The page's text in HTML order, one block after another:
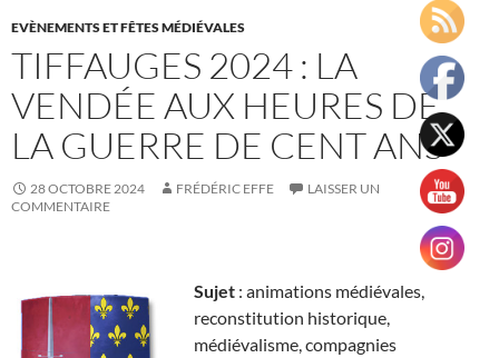
EVÈNEMENTS ET FÊTES MÉDIÉVALES
TIFFAUGES 2024 : LA
VENDÉE AUX HEURES DE
LA GUERRE DE CENT ANS
28 OCTOBRE 2024 FRÉDÉRIC EFFE
LAISSER UN
COMMENTAIRE
Sujet : animations médiévales,
reconstitution historique,
médiévalisme, compagnies